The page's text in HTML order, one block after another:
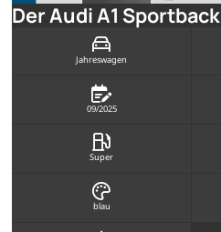
Der Audi A1 Sportback
Jahreswagen
09/2025
Super
blau